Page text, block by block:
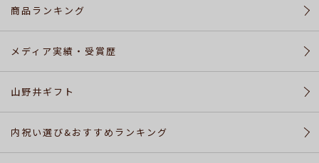
ロ
グ
カ
商品ランキング
メディア実績・受賞歴
山野井ギフト
内祝い選び&おすすめランキング